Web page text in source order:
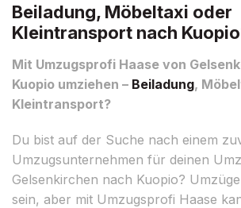
Beiladung, Möbeltaxi oder
Kleintransport nach
Mit Umzugsprofi Haase von
Kuopio umziehen – Beiladung,
Kleintransport?
Du bist auf der Suche nach einem
Umzugsunternehmen für deinen
Gelsenkirchen nach Kuopio?
sein, aber mit Umzugsprofi Haase